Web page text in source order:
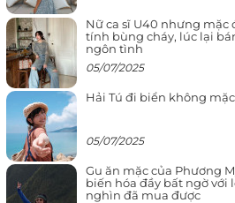
Nữ ca sĩ U40 nhưng mặc
tính bùng cháy, lúc lại
ngôn tình
05/07/2025
Hải Tú đi biển không
05/07/2025
Gu ăn mặc của Phương
biến hóa đầy bất ngờ với
nghìn đã mua được